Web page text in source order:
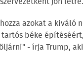
azokat a
béke
- írja Trump,